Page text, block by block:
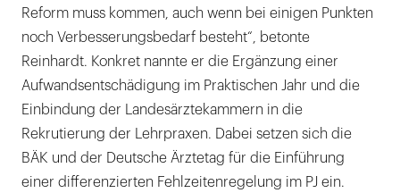
Reform muss kommen, auch wenn bei einigen Punkten
noch Verbesserungsbedarf besteht“, betonte
Reinhardt. Konkret nannte er die Ergänzung einer
Aufwandsentschädigung im Praktischen Jahr und die
Einbindung der Landesärztekammern in die
Rekrutierung der Lehrpraxen. Dabei setzen sich die
BÄK und der Deutsche Ärztetag für die Einführung
einer differenzierten Fehlzeitenregelung im PJ ein.